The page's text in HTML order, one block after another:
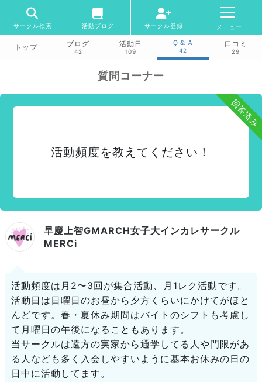
サークル検索 活動ブログ サークル登録 メニュー
トップ ブログ
42
活動日
109
Ｑ＆Ａ
42
口コミ
29
質問コーナー
回答済み
活動頻度を教えてください！
早慶上智GMARCH女子大インカレサークル
MERCi
活動頻度は月2〜3回が集合活動、月1レク活動です。
活動日は日曜日のお昼から夕方くらいにかけてがほと
んどです。春・夏休み期間はバイトのシフトも考慮し
て月曜日の午後になることもあります。
当サークルは遠方の実家から通学してる人や門限があ
る人なども多く入会しやすいように基本お休みの日の
日中に活動してます。